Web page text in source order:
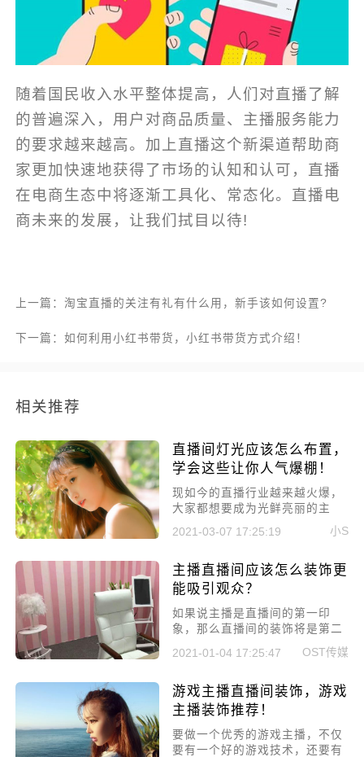
随着国民收入水平整体提高，人们对直播了解
的普遍深入，用户对商品质量、主播服务能力
的要求越来越高。加上直播这个新渠道帮助商
家更加快速地获得了市场的认知和认可，直播
在电商生态中将逐渐工具化、常态化。直播电
商未来的发展，让我们拭目以待!
上一篇：淘宝直播的关注有礼有什么用，新手该如何设置?
下一篇：如何利用小红书带货，小红书带货方式介绍！
相关推荐
直播间灯光应该怎么布置，
学会这些让你人气爆棚！
​现如今的直播行业越来越火爆，
大家都想要成为光鲜亮丽的主
播，而很多人都不太知道主播应
该做哪些事情，应该注意什么。
光应该怎么布置，学会这些让你
人气爆棚!
2021-03-07 17:25:19 小S
主播直播间应该怎么装饰更
能吸引观众？
如果说主播是直播间的第一印
象，那么直播间的装饰将是第二
印象了。邋遢凌乱的主播或许也
能成为大主播，但新手主播还是
主播直播间装饰的内容。
2021-01-04 17:25:47 OST传媒
游戏主播直播间装饰，游戏
主播装饰推荐！
要做一个优秀的游戏主播，不仅
要有一个好的游戏技术，还要有